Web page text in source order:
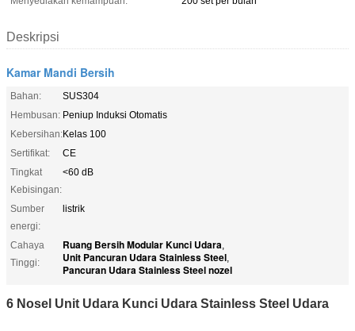
Deskripsi
Kamar Mandi Bersih
Bahan:
SUS304
Hembusan: Peniup Induksi Otomatis
Kebersihan:Kelas 100
Sertifikat:
CE
Tingkat
Kebisingan:
<60 dB
Sumber
energi:
listrik
Cahaya
Tinggi:
Ruang Bersih Modular Kunci Udara,
Unit Pancuran Udara Stainless Steel,
Pancuran Udara Stainless Steel nozel
6 Nosel Unit Udara Kunci Udara Stainless Steel Udara